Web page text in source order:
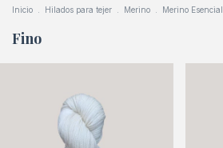
Inicio Hilados para tejer Merino Merino Esencial
Fino